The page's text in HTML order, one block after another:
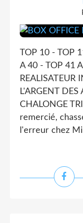
TOP 10 - TOP
A 40 - TOP 41
REALISATEUR
L'ARGENT
CHALONGE
remercié,
l'erreur chez